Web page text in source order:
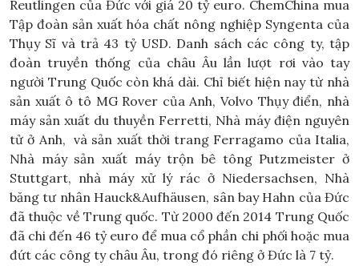
Reutlingen của Đức với giá 20 tỷ euro. ChemChina mua
Tập đoàn sản xuất hóa chất nông nghiệp Syngenta của
Thụy Sĩ và trả 43 tỷ USD. Danh sách các công ty, tập
đoàn truyền thống của châu Âu lần lượt rơi vào tay
người Trung Quốc còn khá dài. Chỉ biết hiện nay từ nhà
sản xuất ô tô MG Rover của Anh, Volvo Thụy điển, nhà
máy sản xuất du thuyền Ferretti, Nhà máy điện nguyên
tử ở Anh, và sản xuất thời trang Ferragamo của Italia,
Nhà máy sản xuất máy trộn bê tông Putzmeister ở
Stuttgart, nhà máy xử lý rác ở Niedersachsen, Nhà
băng tư nhân Hauck&Aufhäusen, sân bay Hahn của Đức
đã thuộc về Trung quốc. Từ 2000 đến 2014 Trung Quốc
đã chi đến 46 tỷ euro để mua cổ phần chi phối hoặc mua
đứt các công ty châu Âu, trong đó riêng ở Đức là 7 tỷ.